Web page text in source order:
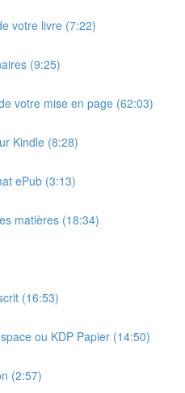
votre livre (7:22)
(9:25)
votre mise en page (62:03)
Kindle (8:28)
ePub (3:13)
matières (18:34)
(16:53)
ou KDP Papier (14:50)
(2:57)